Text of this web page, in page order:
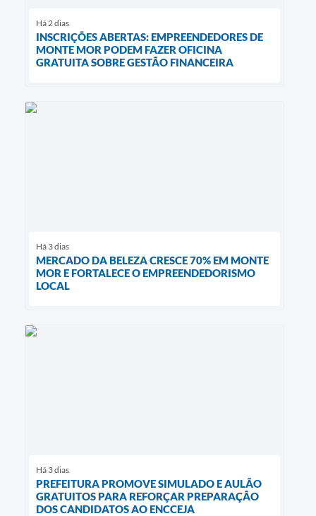
Há 2 dias
INSCRIÇÕES ABERTAS: EMPREENDEDORES DE
MONTE MOR PODEM FAZER OFICINA
GRATUITA SOBRE GESTÃO FINANCEIRA
Há 3 dias
MERCADO DA BELEZA CRESCE 70% EM MONTE
MOR E FORTALECE O EMPREENDEDORISMO
LOCAL
Há 3 dias
PREFEITURA PROMOVE SIMULADO E AULÃO
GRATUITOS PARA REFORÇAR PREPARAÇÃO
DOS CANDIDATOS AO ENCCEJA